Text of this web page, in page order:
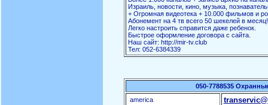
Израиль, новости, кино, музыка,
+ Огромная видеотека + 10.000 фильмов и
Абонемент на 4 тв всего 50 шекелей в месяц!
Легко настроить справится даже ребенок.
Быстрое оформление договора с сайта.
Наш сайт: http://mir-tv.club
Тел: 052-6384339
050-7788535
america